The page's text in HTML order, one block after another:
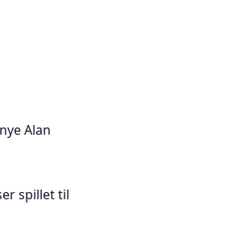
Alan
spillet til